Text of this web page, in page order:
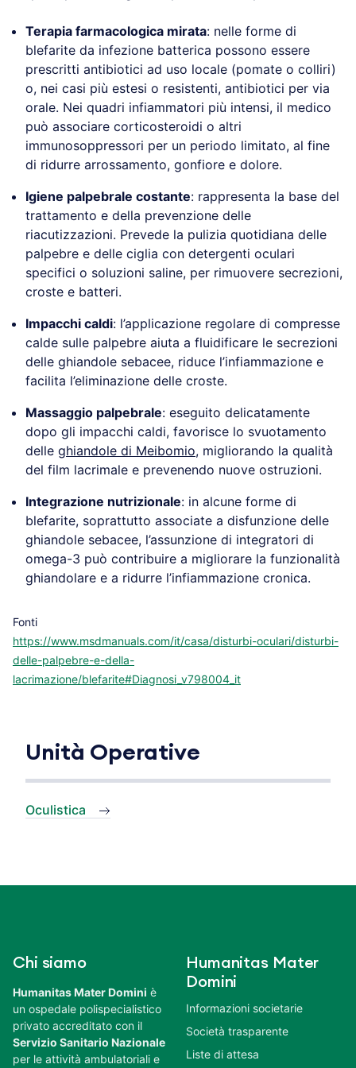
Terapia farmacologica mirata: nelle forme di
blefarite da infezione batterica possono essere
prescritti antibiotici ad uso locale (pomate o colliri)
o, nei casi più estesi o resistenti, antibiotici per via
orale. Nei quadri infiammatori più intensi, il medico
può associare corticosteroidi o altri
immunosoppressori per un periodo limitato, al fine
di ridurre arrossamento, gonfiore e dolore.
Igiene palpebrale costante: rappresenta la base del
trattamento e della prevenzione delle
riacutizzazioni. Prevede la pulizia quotidiana delle
palpebre e delle ciglia con detergenti oculari
specifici o soluzioni saline, per rimuovere secrezioni,
croste e batteri.
Impacchi caldi: l’applicazione regolare di compresse
calde sulle palpebre aiuta a fluidificare le secrezioni
delle ghiandole sebacee, riduce l’infiammazione e
facilita l’eliminazione delle croste.
Massaggio palpebrale: eseguito delicatamente
dopo gli impacchi caldi, favorisce lo svuotamento
delle ghiandole di Meibomio, migliorando la qualità
del film lacrimale e prevenendo nuove ostruzioni.
Integrazione nutrizionale: in alcune forme di
blefarite, soprattutto associate a disfunzione delle
ghiandole sebacee, l’assunzione di integratori di
omega-3 può contribuire a migliorare la funzionalità
ghiandolare e a ridurre l’infiammazione cronica.
Fonti
https://www.msdmanuals.com/it/casa/disturbi-oculari/disturbi-
delle-palpebre-e-della-
lacrimazione/blefarite#Diagnosi_v798004_it
Unità Operative
Oculistica
Chi siamo
Humanitas Mater Domini è
un ospedale polispecialistico
privato accreditato con il
Servizio Sanitario Nazionale
per le attività ambulatoriali e
Humanitas Mater
Domini
Informazioni societarie
Società trasparente
Liste di attesa